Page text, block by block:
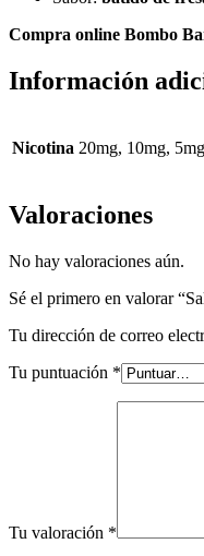
Compra online Bombo
Información
Nicotina 20mg, 10mg, 5mg
Valoraciones
No hay valoraciones aún.
Sé el primero en valorar
Tu dirección de correo
Tu puntuación *
Tu valoración *